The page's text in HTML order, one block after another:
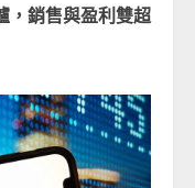
，銷售與盈利雙超